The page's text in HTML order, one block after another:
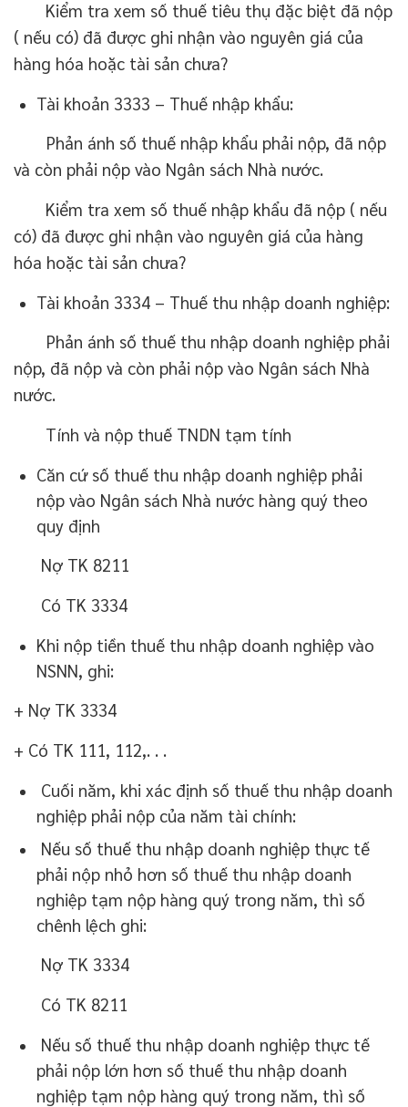
Kiểm tra xem số thuế tiêu thụ đặc biệt đã nộp
( nếu có) đã được ghi nhận vào nguyên giá của
hàng hóa hoặc tài sản chưa?
Tài khoản 3333 – Thuế nhập khẩu:
Phản ánh số thuế nhập khẩu phải nộp, đã nộp
và còn phải nộp vào Ngân sách Nhà nước.
Kiểm tra xem số thuế nhập khẩu đã nộp ( nếu
có) đã được ghi nhận vào nguyên giá của hàng
hóa hoặc tài sản chưa?
Tài khoản 3334 – Thuế thu nhập doanh nghiệp:
Phản ánh số thuế thu nhập doanh nghiệp phải
nộp, đã nộp và còn phải nộp vào Ngân sách Nhà
nước.
Tính và nộp thuế TNDN tạm tính
Căn cứ số thuế thu nhập doanh nghiệp phải
nộp vào Ngân sách Nhà nước hàng quý theo
quy định
Nợ TK 8211
Có TK 3334
Khi nộp tiền thuế thu nhập doanh nghiệp vào
NSNN, ghi:
+ Nợ TK 3334
+ Có TK 111, 112,. . .
Cuối năm, khi xác định số thuế thu nhập doanh
nghiệp phải nộp của năm tài chính:
Nếu số thuế thu nhập doanh nghiệp thực tế
phải nộp nhỏ hơn số thuế thu nhập doanh
nghiệp tạm nộp hàng quý trong năm, thì số
chênh lệch ghi:
Nợ TK 3334
Có TK 8211
Nếu số thuế thu nhập doanh nghiệp thực tế
phải nộp lớn hơn số thuế thu nhập doanh
nghiệp tạm nộp hàng quý trong năm, thì số